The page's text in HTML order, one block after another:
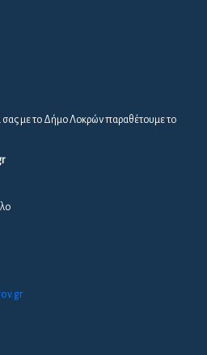
σας με το Δήμο Λοκρών παραθέτουμε το